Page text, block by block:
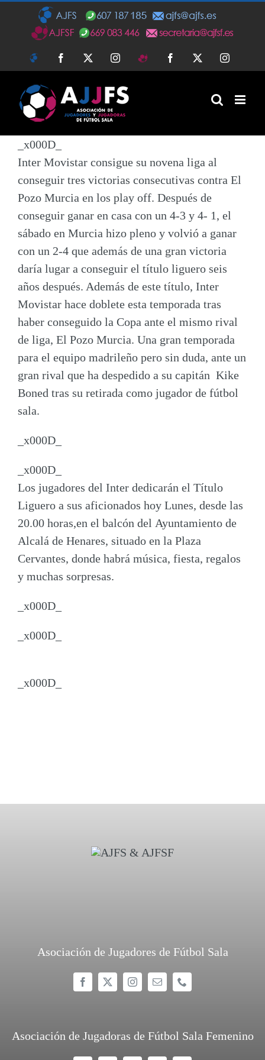
contenido
AJFS FacebookTwitterInstagram
AJFSF FacebookTwitterInstagram
_x000D_
Inter Movistar consigue su novena liga al
conseguir tres victorias consecutivas contra El
Pozo Murcia en los play off. Después de
conseguir ganar en casa con un 4-3 y 4- 1, el
sábado en Murcia hizo pleno y volvió a ganar
con un 2-4 que además de una gran victoria
daría lugar a conseguir el título liguero seis
años después. Además de este título, Inter
Movistar hace doblete esta temporada tras
haber conseguido la Copa ante el mismo rival
de liga, El Pozo Murcia. Una gran temporada
para el equipo madrileño pero sin duda, ante un
gran rival que ha despedido a su capitán Kike
Boned tras su retirada como jugador de fútbol
sala.
_x000D_
_x000D_
Los jugadores del Inter dedicarán el Título
Liguero a sus aficionados hoy Lunes, desde las
20.00 horas,en el balcón del Ayuntamiento de
Alcalá de Henares, situado en la Plaza
Cervantes, donde habrá música, fiesta, regalos
y muchas sorpresas.
_x000D_
_x000D_
_x000D_
Asociación de Jugadores de Fútbol Sala
Asociación de Jugadoras de Fútbol Sala Femenino